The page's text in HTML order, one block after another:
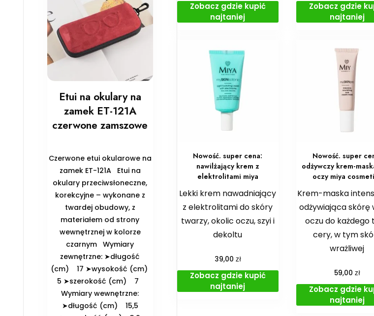
Zobacz gdzie kupić
najtaniej
Zobacz gdzie
najtaniej
Nowość. super cena:
nawilżający krem z
elektrolitami miya
Lekki krem nawadniający
z elektrolitami do skóry
twarzy, okolic oczu, szyi i
dekoltu
39,00 zł
Zobacz gdzie kupić
najtaniej
Nowość. super
odżywczy krem-
oczy miya
Krem-maska
odżywiająca skórę
oczu do każdego
cery, w tym
wrażliwej
59,00 zł
Zobacz gdzie
najtaniej
Etui na okulary na
zamek ET-121A
czerwone zamszowe
Czerwone etui okularowe na
zamek ET-121A Etui na
okulary przeciwsłoneczne,
korekcyjne – wykonane z
twardej obudowy, z
materiałem od strony
wewnętrznej w kolorze
czarnym ️Wymiary
zewnętrzne: ➤długość
(cm) 17 ➤wysokość (cm)
5 ➤szerokość (cm) 7
️Wymiary wewnętrzne:
➤długość (cm) 15,5